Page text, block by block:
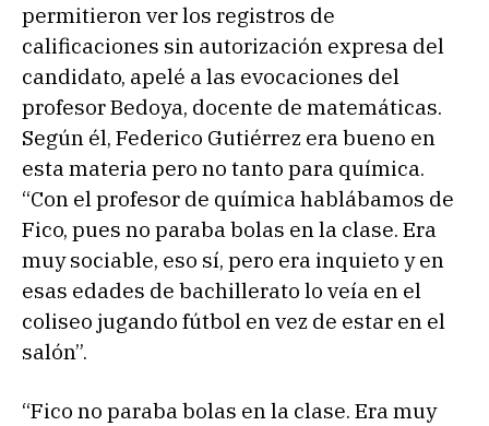
permitieron ver los registros de
calificaciones sin autorización expresa del
candidato, apelé a las evocaciones del
profesor Bedoya, docente de matemáticas.
Según él, Federico Gutiérrez era bueno en
esta materia pero no tanto para química.
“Con el profesor de química hablábamos de
Fico, pues no paraba bolas en la clase. Era
muy sociable, eso sí, pero era inquieto y en
esas edades de bachillerato lo veía en el
coliseo jugando fútbol en vez de estar en el
salón”.
“Fico no paraba bolas en la clase. Era muy